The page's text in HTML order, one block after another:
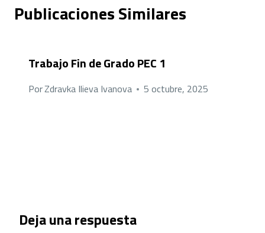
Publicaciones Similares
Trabajo Fin de Grado PEC 1
PorZdravka Ilieva Ivanova 5 octubre, 2025
Deja una respuesta